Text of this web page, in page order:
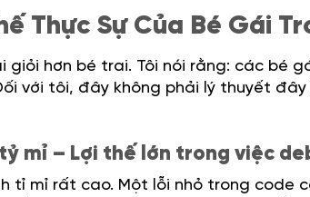
Thực Sự Của Bé Gái
giỏi hơn bé trai. Tôi nói rằng: các bé
với tôi, đây không phải lý thuyết
mỉ – Lợi thế lớn trong việc
tỉ mỉ rất cao. Một lỗi nhỏ trong code